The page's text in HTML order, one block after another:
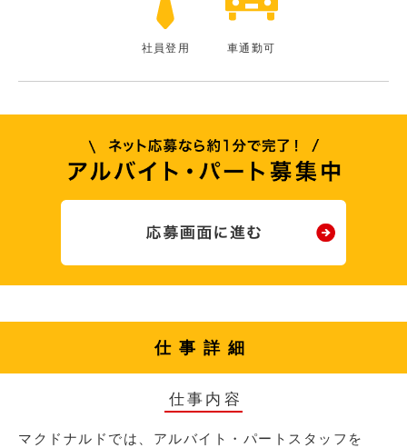
社員登用 車通勤可
仕事詳細
仕事内容
マクドナルドでは、アルバイト・パートスタッフを